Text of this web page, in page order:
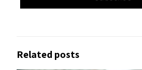
Related posts